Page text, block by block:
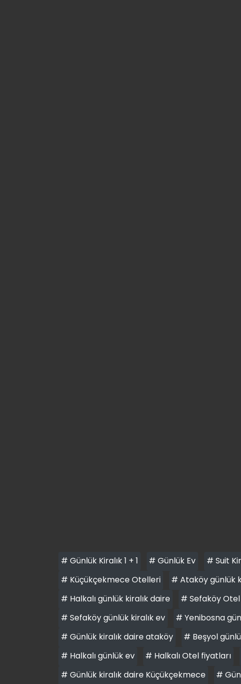
# Günlük Kiralık 1 + 1 # Günlük Ev # Suit
# Küçükçekmece Otelleri
# Ataköy günlük
# Halkalı günlük kiralık daire
# Sefaköy Otel
# Sefaköy günlük kiralık ev
# Yenibosna
# Günlük kiralık daire ataköy
# Beşyol
# Halkalı günlük ev
# Halkalı Otel fiyatları
# Günlük kiralık daire Küçükçekmece
#